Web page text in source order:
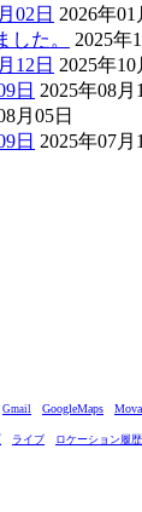
02日 2026年01
した。
2025年
12日 2025年10
日 2025年08月
月05日
日 2025年07月
Gmail GoogleMaps
ライブ ロケーション履歴